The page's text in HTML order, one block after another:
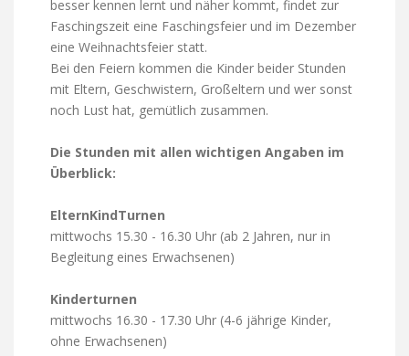
besser kennen lernt und näher kommt, findet zur
Faschingszeit eine Faschingsfeier und im Dezember
eine Weihnachtsfeier statt.
Bei den Feiern kommen die Kinder beider Stunden
mit Eltern, Geschwistern, Großeltern und wer sonst
noch Lust hat, gemütlich zusammen.
Die Stunden mit allen wichtigen Angaben im
Überblick:
ElternKindTurnen
mittwochs 15.30 - 16.30 Uhr (ab 2 Jahren, nur in
Begleitung eines Erwachsenen)
Kinderturnen
mittwochs 16.30 - 17.30 Uhr (4-6 jährige Kinder,
ohne Erwachsenen)